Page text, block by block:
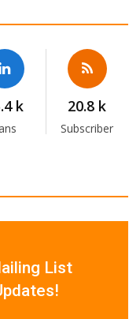
k 20.8 k
Subscriber
List